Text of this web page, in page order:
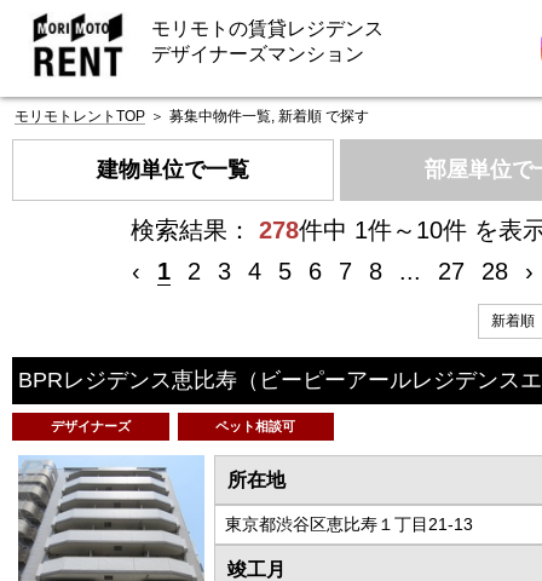
モリモトの賃貸レジデンス
デザイナーズマンション
モリモトレントTOP ＞ 募集中物件一覧, 新着順 で探す
建物単位で一覧 部屋単位で
検索結果： 278件中 1件～10件 を表
‹
1 2 3 4 5 6 7 8 ... 27 28 ›
BPRレジデンス恵比寿 （ビーピーアールレジデンス
デザイナーズ ペット相談可
所在地
東京都渋谷区恵比寿１丁目21-13
竣工月